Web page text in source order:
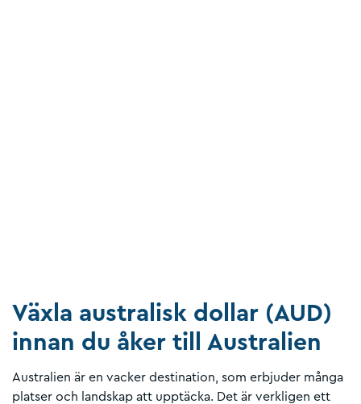
Växla australisk dollar (AUD)
innan du åker till Australien
Australien är en vacker destination, som erbjuder många
platser och landskap att upptäcka. Det är verkligen ett